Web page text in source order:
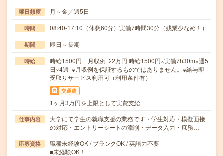
曜日頻度 月～金／週5日
時間 08:40-17:10（休憩60分）実働7時間30分（残業少なめ！）
期間 即日～長期
時給
時給1500円 月収例 22万円 時給1500円×実働7h30m×週5
日×4週 ※月収例を保証するものではありません。※給与即
受取りサービス利用可（利用条件有）
交通費
1ヶ月3万円を上限として実費支給
仕事内容
大学にて学生の就職支援の業務です・学生対応・模擬面接
の対応・エントリーシートの添削・データ入力・庶務…
応募資格
職種未経験OK / ブランクOK / 英語力不要
■未経験OK！